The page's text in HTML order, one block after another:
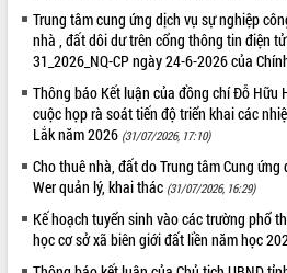
Kết nối tour, đẩy mạnh chuyển đổi số
để phát triển du lịch Đắk Lắk
Khởi động Dự án Đầu tư xây dựng hạ
tầng kỹ thuật Cụm công nghiệp Tân
Tiến
Gặp mặt các cơ quan báo chí nhân Kỷ
niệm 101 năm Ngày Báo chí Cách
mạng Việt Nam
hiện Đề án 06 của Chính phủ
Họp báo thông tin về Hội nghị Công bố
Trung tâm cung ứng dịch vụ sự nghiệp
nhà , đất dôi dư trên cổng thông tin điện
31_2026_NQ-CP ngày 24-6-2026 của
Thông báo Kết luận của đồng chí Đỗ Hữu
cuộc họp rà soát tiến độ triển khai các
Lắk năm 2026 (31/07/2026, 17:10)
Cho thuê nhà, đất do Trung tâm Cung
Wer quản lý, khai thác (31/07/2026, 16:29)
Kế hoạch tuyển sinh vào các trường phổ
học cơ sở xã biên giới đất liền năm học